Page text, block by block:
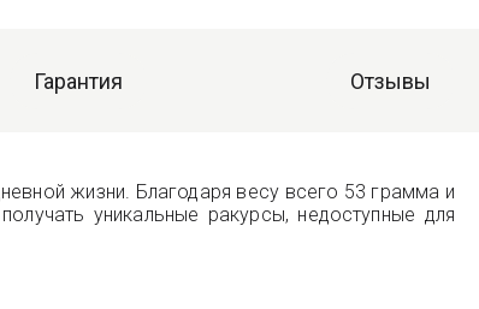
Гарантия Отзывы
жизни. Благодаря весу всего 53 грамма и
уникальные ракурсы, недоступные для